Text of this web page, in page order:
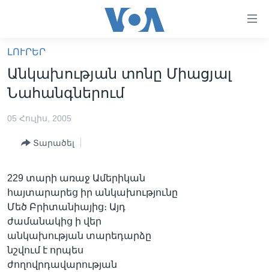
հիմնական
բովանդակությանը
անցնել
բովանդակությանը
բովանդակություն
ԼՈՒՐԵՐ
ՖԻԼՄԵՐ
IN ENGLISH
ՄԵՐ ՄԱՍԻՆ
«ԱՄԵՐԻԿԱՅԻ ՁԱՅՆ»-Ի ԿԱՆՈՆԱԴՐՈՒԹՅՈՒՆ
ԿԱՊ ՄԵԶ ՀԵՏ
ՈՒԿՐԱԻՆԱԿԱՆ ՊԱՏԵՐԱԶՄ
Learning English
ՀԵՏԵՒԵՔ ՄԵԶ
ԼՈՒՐԵՐ
Անկախության տոնը Միացյալ
Նահանգներում
05 Հուլիս, 2005
Տարածել
229 տարի առաջ Ամերիկան
հայտարարեց իր անկախությունը
Մեծ Բրիտանիայից։ Այդ
ժամանակից ի վեր
անկախության տարեդարձը
նշվում է որպես
ժողովրդավարության